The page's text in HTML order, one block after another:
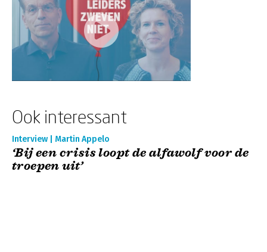
Ook interessant
Interview | Martin Appelo
‘Bij een crisis loopt de alfawolf voor de
troepen uit’